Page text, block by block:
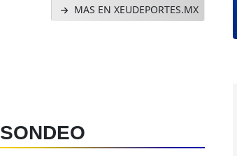
MAS EN XEUDEPORTES.MX
SONDEO